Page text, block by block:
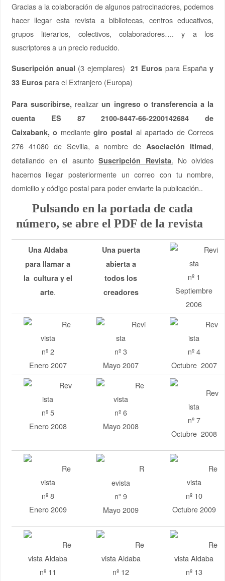
Gracias a la colaboración de algunos patrocinadores, podemos
hacer llegar esta revista a bibliotecas, centros educativos,
grupos literarios, colectivos, colaboradores…. y a los
suscriptores a un precio reducido.
Suscripción anual (3 ejemplares) 21 Euros para España y
33 Euros para el Extranjero (Europa)
Para suscribirse, realizarun ingreso o transferencia a la
cuenta ES 87 2100-8447-66-2200142684 de
Caixabank, o mediantegiro postal al apartado de Correos
276 41080 de Sevilla, a nombre de Asociación Itimad,
detallando en el asuntoSuscripción Revista. No olvides
hacernos llegar posteriormente un correo con tu nombre,
domicilio y código postal para poder enviarte la publicación..
Pulsando en la portada de cada
número, se abre el PDF de la revista
Una Aldaba
para llamar a
la cultura y el
arte.
Una puerta
abierta a
todos los
creadores
Revi
sta
nº 1
Septiembre
2006
Re
vista
nº 2
Enero 2007
Revi
sta
nº 3
Mayo 2007
Rev
ista
nº 4
Octubre 2007
Rev
ista
nº 5
Enero 2008
Re
vista
nº 6
Mayo 2008
Rev
ista
nº 7
Octubre 2008
Re
vista
nº 8
Enero 2009
R
evista
nº 9
Mayo 2009
Re
vista
nº 10
Octubre 2009
Re
vista Aldaba
nº 11
Re
vista Aldaba
nº 12
Re
vista Aldaba
nº 13